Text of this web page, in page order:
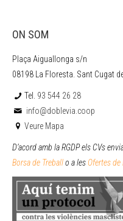
ON SOM
Plaça Aiguallonga s/n
08198 La Floresta. Sant Cugat
Tel. 93 544 26 28
info@doblevia.coop
Veure Mapa
D’acord amb la RGDP els CVs
Borsa de Treballo a lesOfertes de